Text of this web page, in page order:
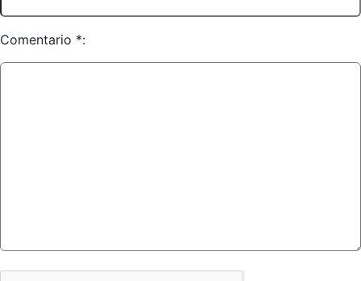
Comentario *: